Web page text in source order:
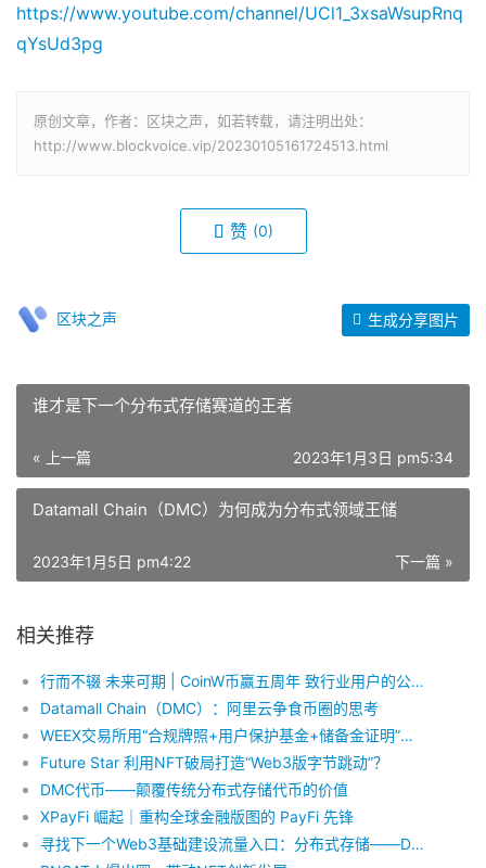
https://www.youtube.com/channel/UCl1_3xsaWsupRnq
qYsUd3pg
原创文章，作者：区块之声，如若转载，请注明出处：
http://www.blockvoice.vip/20230105161724513.html
赞 (0)
区块之声 生成分享图片
谁才是下一个分布式存储赛道的王者
« 上一篇 2023年1月3日 pm5:34
Datamall Chain（DMC）为何成为分布式领域王储
下一篇 »
2023年1月5日 pm4:22
相关推荐
行而不辍 未来可期 | CoinW币赢五周年 致行业用户的公开信
Datamall Chain（DMC）：阿里云争食币圈的思考
WEEX交易所用“合规牌照+用户保护基金+储备金证明”重构安全信任
Future Star 利用NFT破局打造“Web3版字节跳动”？
DMC代币——颠覆传统分布式存储代币的价值
XPayFi 崛起｜重构全球金融版图的 PayFi 先锋
寻找下一个Web3基础建设流量入口：分布式存储——Datamall Chain